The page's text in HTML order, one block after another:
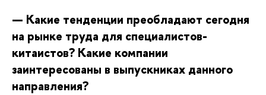
— Какие тенденции преобладают сегодня
на рынке труда для специалистов-
китаистов? Какие компании
заинтересованы в выпускниках данного
направления?